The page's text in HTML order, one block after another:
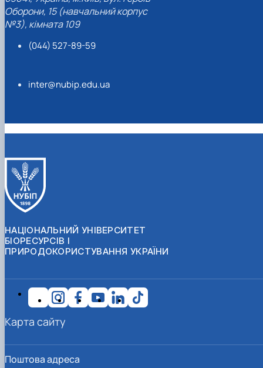
Оборони, 15 (навчальний корпус
№3), кімната 109
(044) 527-89-59
inter@nubip.edu.ua
НАЦІОНАЛЬНИЙ УНІВЕРСИТЕТ
БІОРЕСУРСІВ І
ПРИРОДОКОРИСТУВАННЯ УКРАЇНИ
Поштова адреса
Карта сайту